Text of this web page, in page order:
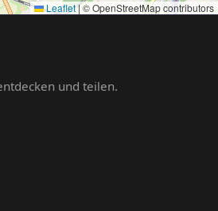
Leaflet|© OpenStreetMap contributors
und teilen.